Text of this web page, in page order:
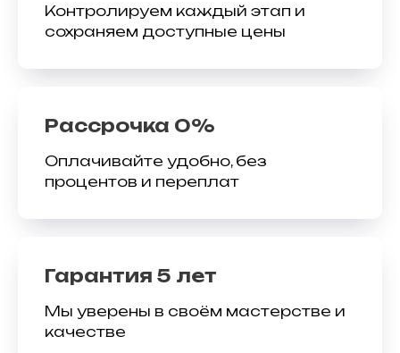
Контролируем каждый этап и
сохраняем доступные цены
Рассрочка 0%
Оплачивайте удобно, без
процентов и переплат
Гарантия 5 лет
Мы уверены в своём мастерстве и
качестве